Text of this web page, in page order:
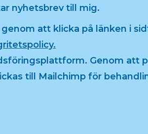
nyhetsbrev till mig.
att klicka på länken i
Genom att
till Mailchimp för